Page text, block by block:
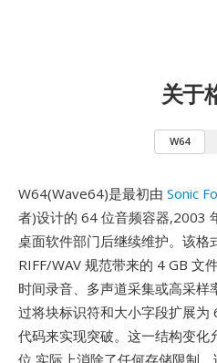
关于
W64
W64(Wave64)是最初由 Sonic
者)设计的 64 位音频容器,2003
桌面软件部门后继续维护。该格
RIFF/WAV 规范带来的 4 GB 文
时间录音、多声道采集或高采样
过将块标识符和大小字段扩展
代码来实现突破。这一结构变化
位,实际上消除了任何存储限制